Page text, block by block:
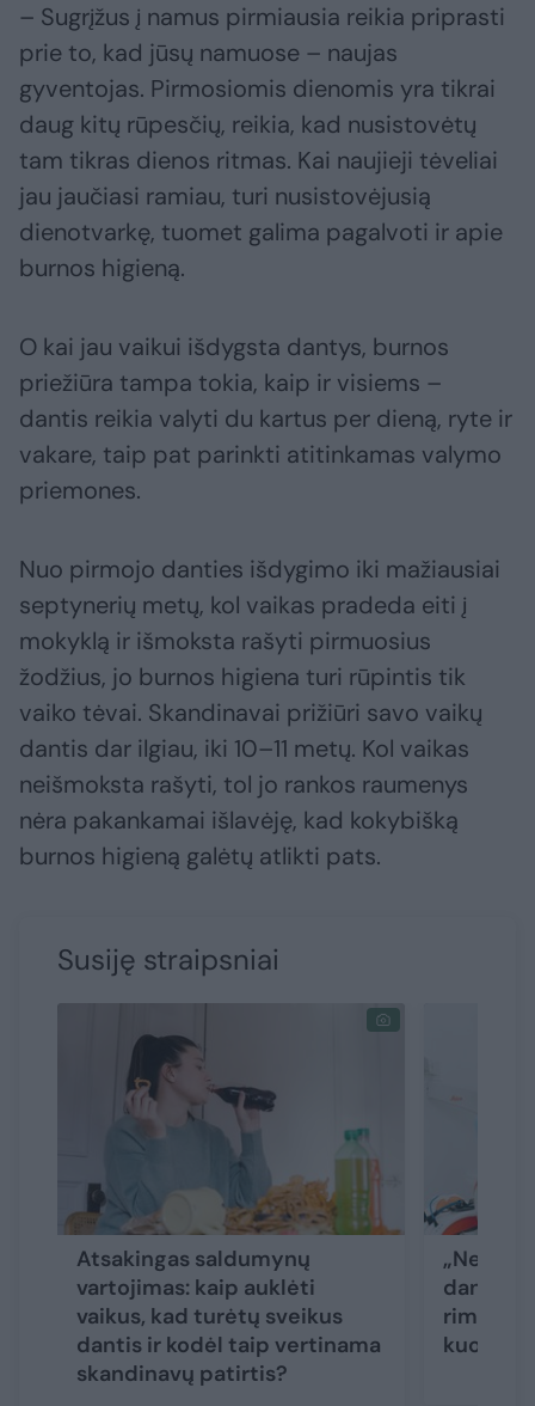
– Sugrįžus į namus pirmiausia reikia priprasti
prie to, kad jūsų namuose – naujas
gyventojas. Pirmosiomis dienomis yra tikrai
daug kitų rūpesčių, reikia, kad nusistovėtų
tam tikras dienos ritmas. Kai naujieji tėveliai
jau jaučiasi ramiau, turi nusistovėjusią
dienotvarkę, tuomet galima pagalvoti ir apie
burnos higieną.
O kai jau vaikui išdygsta dantys, burnos
priežiūra tampa tokia, kaip ir visiems –
dantis reikia valyti du kartus per dieną, ryte ir
vakare, taip pat parinkti atitinkamas valymo
priemones.
Nuo pirmojo danties išdygimo iki mažiausiai
septynerių metų, kol vaikas pradeda eiti į
mokyklą ir išmoksta rašyti pirmuosius
žodžius, jo burnos higiena turi rūpintis tik
vaiko tėvai. Skandinavai prižiūri savo vaikų
dantis dar ilgiau, iki 10–11 metų. Kol vaikas
neišmoksta rašyti, tol jo rankos raumenys
nėra pakankamai išlavėję, kad kokybišką
burnos higieną galėtų atlikti pats.
Susiję straipsniai
Atsakingas saldumynų
vartojimas: kaip auklėti
vaikus, kad turėtų sveikus
dantis ir kodėl taip vertinama
skandinavų patirtis?
rimtus
kuo tai